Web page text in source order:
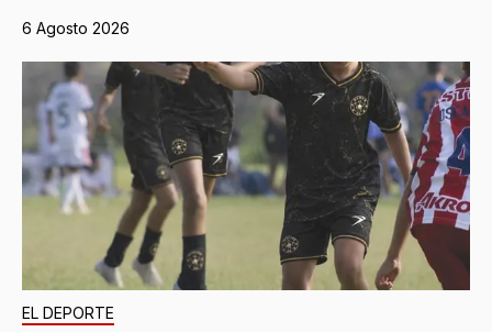
6 Agosto 2026
EL DEPORTE